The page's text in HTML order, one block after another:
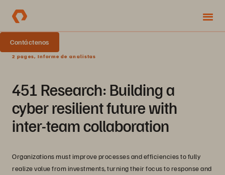
Contáctenos
2 pages, Informe de analistas
451 Research: Building a
cyber resilient future with
inter-team collaboration
Organizations must improve processes and efficiencies to fully
realize value from investments, turning their focus to response and